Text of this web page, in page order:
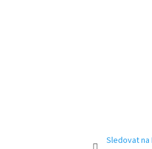
Sledovat na